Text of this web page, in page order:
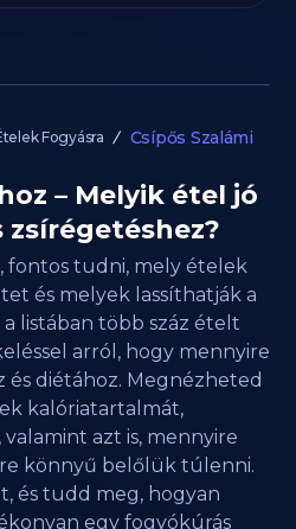
Fogyásra Csípős Szalámi
– Melyik étel jó
zsírégetéshez?
fontos tudni, mely ételek
és melyek lassíthatják a
listában több száz ételt
arról, hogy mennyire
és diétához. Megnézheted
kalóriatartalmát,
azt is, mennyire
könnyű belőlük túlenni.
és tudd meg, hogyan
egy fogyókúrás